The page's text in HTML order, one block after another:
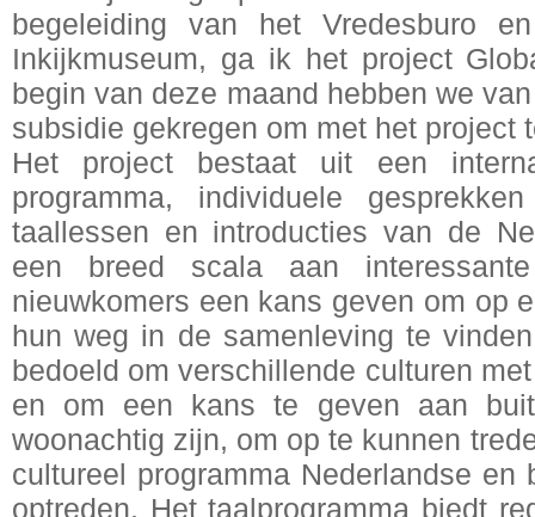
begeleiding van het Vredesburo
Inkijkmuseum, ga ik het project
begin van deze maand hebben we
subsidie gekregen om met het project
Het project bestaat uit een
programma, individuele
taallessen en introducties van de
een breed scala aan
nieuwkomers een kans geven om op
hun weg in de samenleving te
bedoeld om verschillende culturen
en om een kans te geven aan
woonachtig zijn, om op te kunnen
cultureel programma Nederlandse en
optreden. Het taalprogramma biedt